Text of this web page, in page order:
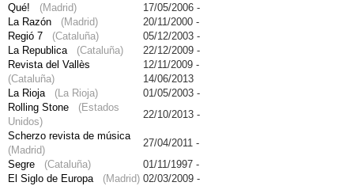
Qué! (Madrid)
17/05/2006 -
La Razón (Madrid)
20/11/2000 -
Regió 7 (Cataluña)
05/12/2003 -
La Republica (Cataluña)
22/12/2009 -
Revista del Vallès
(Cataluña)
12/11/2009 -
14/06/2013
La Rioja (La Rioja)
01/05/2003 -
Rolling Stone (Estados
Unidos)
22/10/2013 -
Scherzo revista de música
(Madrid)
27/04/2011 -
Segre (Cataluña)
01/11/1997 -
El Siglo de Europa (Madrid) 02/03/2009 -